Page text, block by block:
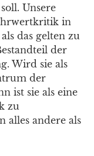
Unsere
in
das gelten zu
der
Wird sie als
der
ist sie als eine
zu
alles andere als